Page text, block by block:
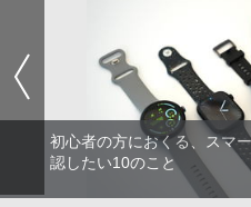
初心者の方におくる、スマ
認したい10のこと